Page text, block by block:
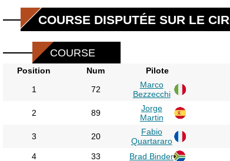
COURSE DISPUTÉE SUR LE
COURSE
Position Num Pilote
1
72
Marco
Bezzecchi
2 89
Jorge
Martin
3 20
Fabio
Quartararo
4 33 Brad Binder